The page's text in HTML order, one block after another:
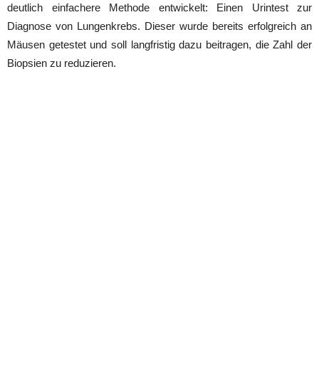
deutlich einfachere Methode entwickelt: Einen Urintest zur
Diagnose von Lungenkrebs. Dieser wurde bereits erfolgreich an
Mäusen getestet und soll langfristig dazu beitragen, die Zahl der
Biopsien zu reduzieren.